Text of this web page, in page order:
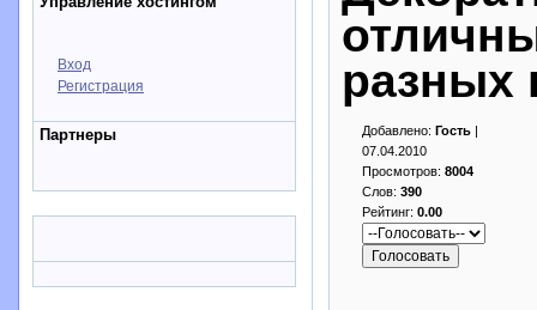
Вход
Регистрация
Партнеры
разных
Добавлено: Гость |
07.04.2010
Просмотров: 8004
Слов: 390
Рейтинг: 0.00